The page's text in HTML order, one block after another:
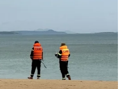
11/4.
bắt tạm giam bảy bị
đua xe trái phép” được
Bộ Luật hình sự năm